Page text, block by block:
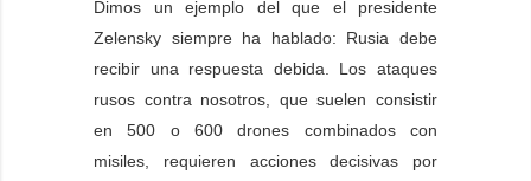
Dimos un ejemplo del que el presidente
Zelensky siempre ha hablado: Rusia debe
recibir una respuesta debida. Los ataques
rusos contra nosotros, que suelen consistir
en 500 o 600 drones combinados con
misiles, requieren acciones decisivas por